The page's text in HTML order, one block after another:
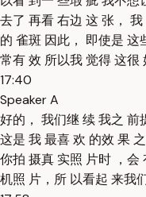
去了 再看 右边 这 张，
的 雀斑 因此， 即使是
常有 效 所以我 觉得 这很
17:40
Speaker A
好的， 我们继 续 我之 前
这是 我 最喜 欢 的效 果
你拍 摄真 实照 片时 ，会
机照 片，所 以看起 来我